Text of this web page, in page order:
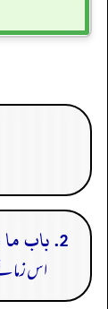
2. باب ما جاء فى حد الوقت الذى تقبل فيه التوبة
اس